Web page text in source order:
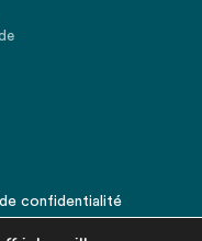
confidentialité